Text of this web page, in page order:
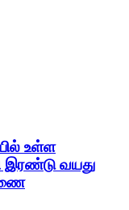
உள்ள
இரண்டு வயது